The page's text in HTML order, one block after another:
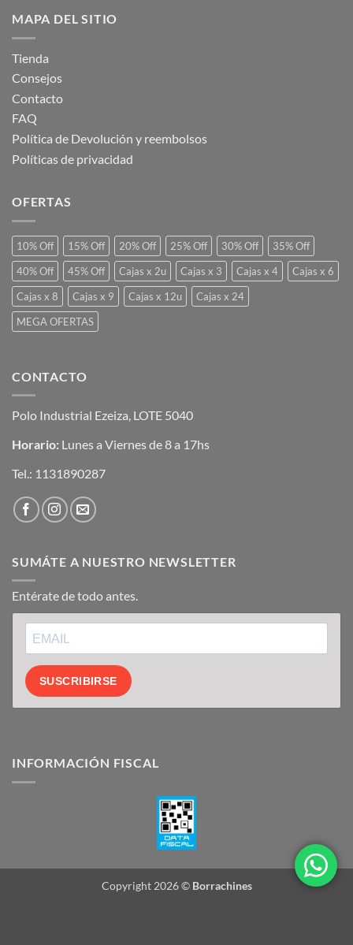
MAPA DEL SITIO
Tienda
Consejos
Contacto
FAQ
Política de Devolución y reembolsos
Políticas de privacidad
OFERTAS
10% Off 15% Off 20% Off 25% Off 30% Off
35% Off
40% Off
45% Off Cajas x 2u Cajas x 3 Cajas x 4
Cajas x 6
Cajas x 8
Cajas x 9 Cajas x 12u
Cajas x 24
MEGA OFERTAS
CONTACTO
Polo Industrial Ezeiza, LOTE 5040
Horario: Lunes a Viernes de 8 a 17hs
Tel.: 1131890287
SUMÁTE A NUESTRO NEWSLETTER
Entérate de todo antes.
SUSCRIBIRSE
INFORMACIÓN FISCAL
Copyright 2026 © Borrachines